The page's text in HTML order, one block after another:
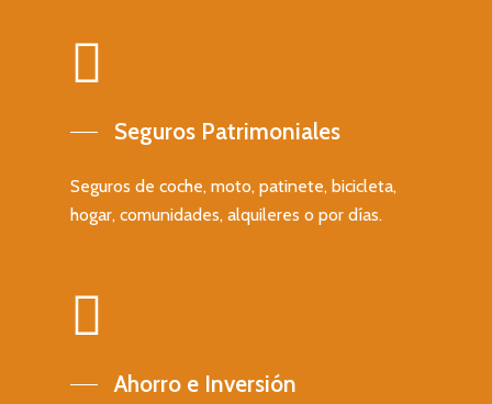
Seguros Patrimoniales
Seguros de coche, moto, patinete, bicicleta,
hogar, comunidades, alquileres o por días.
Ahorro e Inversión